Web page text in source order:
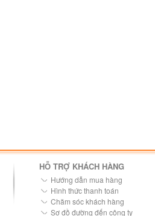
HỖ TRỢ KHÁCH HÀNG
Hướng dẫn mua hàng
Hình thức thanh toán
Chăm sóc khách hàng
Sơ đồ đường đến công ty